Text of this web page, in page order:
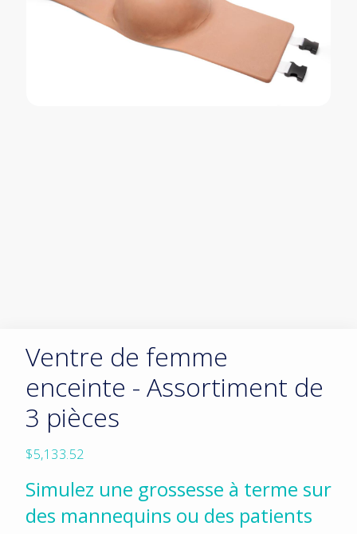
Ventre de femme
enceinte - Assortiment de
3 pièces
$5,133.52
Simulez une grossesse à terme sur
des mannequins ou des patients